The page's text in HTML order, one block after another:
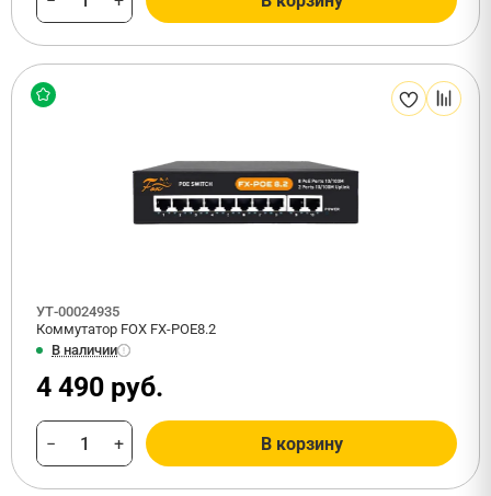
УТ-00024935
Коммутатор FOX FX-POE8.2
В наличии
4 490 руб.
− + В корзину